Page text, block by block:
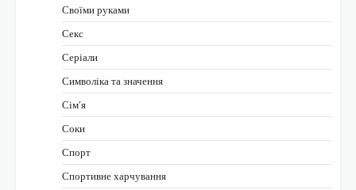
Своїми руками
Секс
Серіали
Символіка та значення
Сім’я
Соки
Спорт
Спортивне харчування